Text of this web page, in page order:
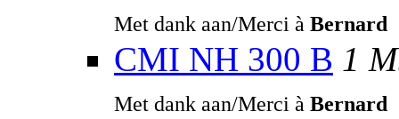
Met dank aan/Merci à Bernard
CMI NH 300 B 1
Met dank aan/Merci à Bernard